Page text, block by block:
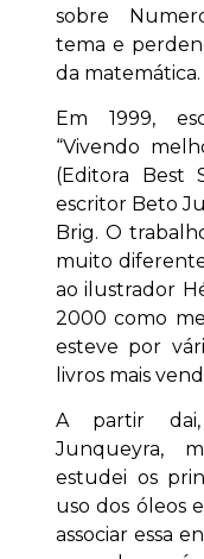
sobre
tema e
da matemática.
Em 1999,
“Vivendo
(Editora Best
escritor Beto
Brig. O
muito
ao ilustrador
2000 como
esteve por
livros mais
A partir
Junqueyra,
estudei os
uso dos óleos
associar essa